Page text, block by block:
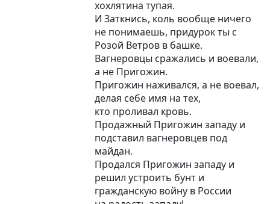
хохлятина тупая.
И Заткнись, коль вообще ничего
не понимаешь, придурок ты с
Розой Ветров в башке.
Вагнеровцы сражались и воевали,
а не Пригожин.
Пригожин наживался, а не воевал,
делая себе имя на тех,
кто проливал кровь.
Продажный Пригожин западу и
подставил вагнеровцев под
майдан.
Продался Пригожин западу и
решил устроить бунт и
гражданскую войну в России